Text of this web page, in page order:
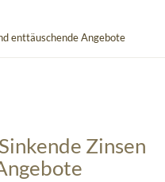
enttäuschende Angebote
Zinsen